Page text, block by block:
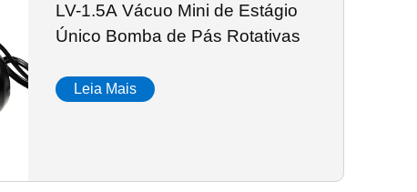
LV-1.5A Vácuo Mini de Estágio
Único Bomba de Pás Rotativas
Leia Mais